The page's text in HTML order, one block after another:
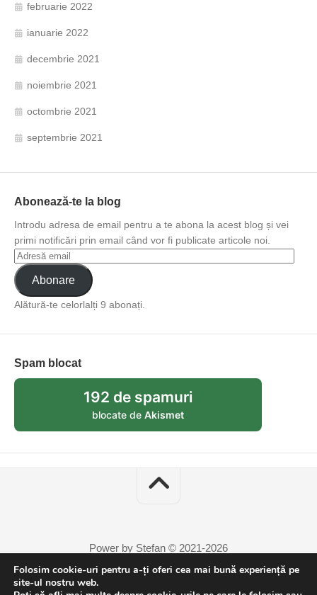
februarie 2022
ianuarie 2022
decembrie 2021
noiembrie 2021
octombrie 2021
septembrie 2021
Abonează-te la blog
Introdu adresa de email pentru a te abona la acest blog și vei
primi notificări prin email când vor fi publicate articole noi.
Abonare
Alătură-te celorlalți 9 abonați.
Spam blocat
192 de spamuri
blocate de Akismet
Power by Stefan © 2021-2026
Folosim cookie-uri pentru a-ți oferi cea mai bună experiență pe
site-ul nostru web.